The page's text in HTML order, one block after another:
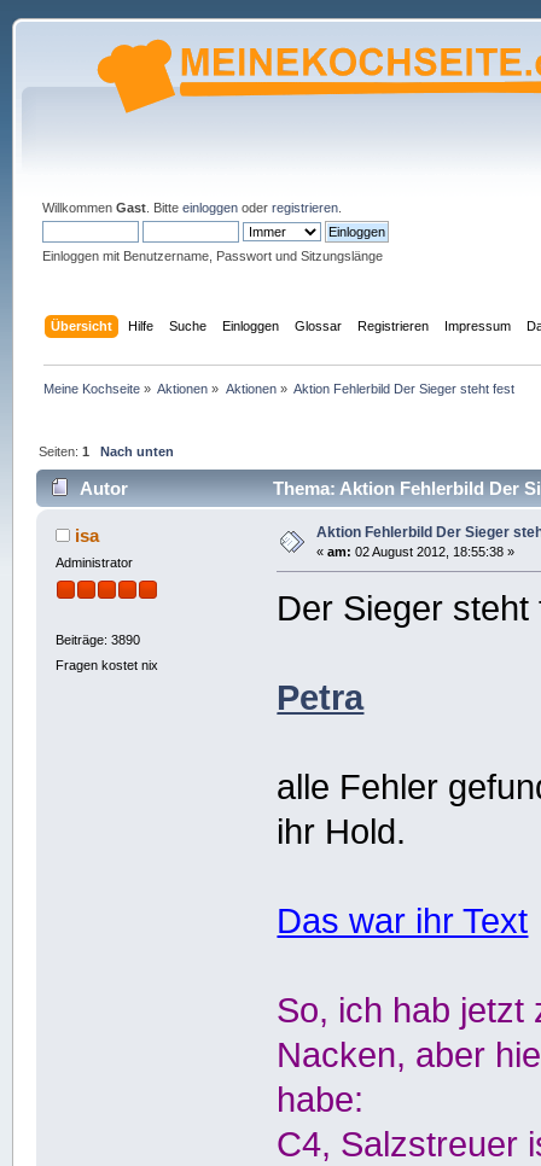
Willkommen Gast. Bitte einloggenoder registrieren.
Einloggen mit Benutzername, Passwort und Sitzungslänge
Übersicht Hilfe Suche Einloggen Glossar Registrieren Impressum
Meine Kochseite » Aktionen » Aktionen» Aktion Fehlerbild Der Sieger steht fest
Seiten:1 Nach unten
Autor Thema: Aktion Fehlerbild Der
isa
Administrator
Beiträge: 3890
Fragen kostet nix
Aktion Fehlerbild Der Sieger
« am: 02 August 2012, 18:55:38 »
Der Sieger
Petra
alle Fehler
ihr Hold.
Das war ihr Text
So, ich hab jetzt
Nacken, aber
habe:
C4, Salzstreuer